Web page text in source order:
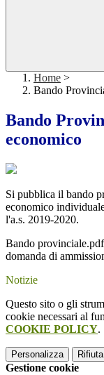
Home >
Bando
Bando
economico
Si pubblica il bando
economico
l'a.s. 2019-2020.
Bando provinciale.pdf
domanda di
Notizie
Questo sito o gli
cookie necessari al
COOKIE POLICY.
Personalizza
Gestione cookie